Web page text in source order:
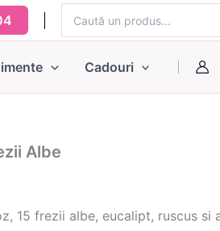
for:
Cadouri
Albe
15 frezii albe, eucalipt, ruscus si